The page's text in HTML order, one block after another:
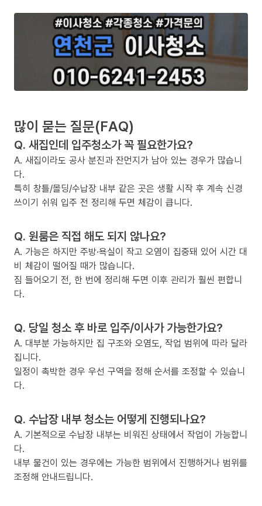
많이 묻는 질문(FAQ)
Q. 새집인데 입주청소가 꼭 필요한가요?
A. 새집이라도 공사 분진과 잔먼지가 남아 있는 경우가 많습니
다.
특히 창틀/몰딩/수납장 내부 같은 곳은 생활 시작 후 계속 신경
쓰이기 쉬워 입주 전 정리해 두면 체감이 큽니다.
Q. 원룸은 직접 해도 되지 않나요?
A. 가능은 하지만 주방·욕실이 작고 오염이 집중돼 있어 시간 대
비 체감이 떨어질 때가 많습니다.
짐 들어오기 전, 한 번에 정리해 두면 이후 관리가 훨씬 편합니
다.
Q. 당일 청소 후 바로 입주/이사가 가능한가요?
A. 대부분 가능하지만 집 구조와 오염도, 작업 범위에 따라 달라
집니다.
일정이 촉박한 경우 우선 구역을 정해 순서를 조정할 수 있습니
다.
Q. 수납장 내부 청소는 어떻게 진행되나요?
A. 기본적으로 수납장 내부는 비워진 상태에서 작업이 가능합니
다.
내부 물건이 있는 경우에는 가능한 범위에서 진행하거나 범위를
조정해 안내드립니다.